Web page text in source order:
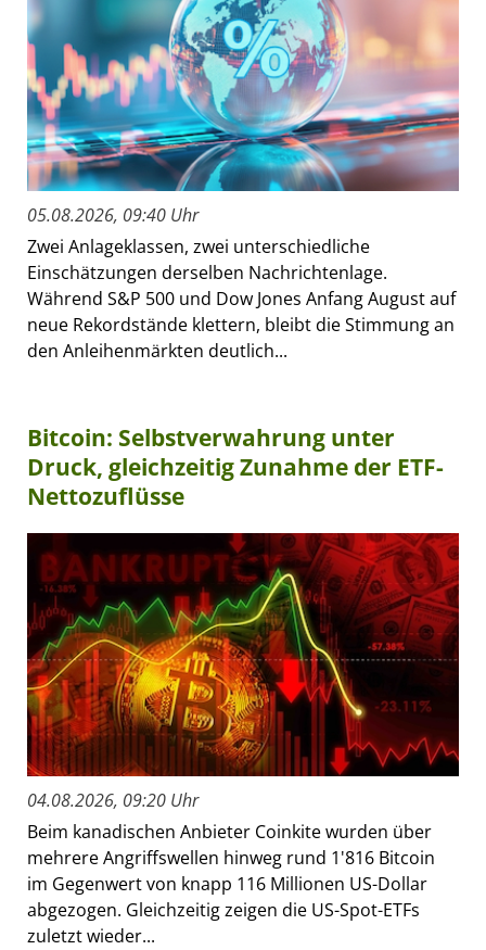
05.08.2026, 09:40 Uhr
Zwei Anlageklassen, zwei unterschiedliche
Einschätzungen derselben Nachrichtenlage.
Während S&P 500 und Dow Jones Anfang August auf
neue Rekordstände klettern, bleibt die Stimmung an
den Anleihenmärkten deutlich...
Bitcoin: Selbstverwahrung unter
Druck, gleichzeitig Zunahme der ETF-
Nettozuflüsse
04.08.2026, 09:20 Uhr
Beim kanadischen Anbieter Coinkite wurden über
mehrere Angriffswellen hinweg rund 1'816 Bitcoin
im Gegenwert von knapp 116 Millionen US-Dollar
abgezogen. Gleichzeitig zeigen die US-Spot-ETFs
zuletzt wieder...